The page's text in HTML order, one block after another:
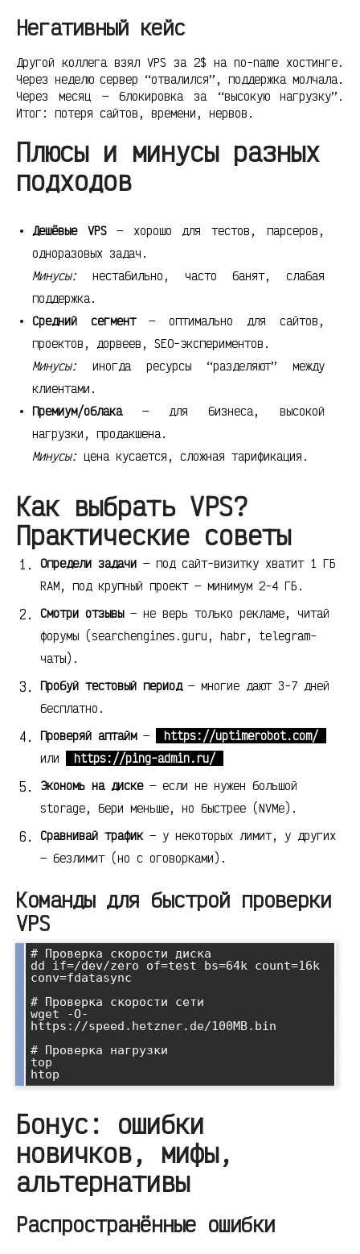
Негативный кейс
Другой коллега взял VPS за 2$ на no-name хостинге.
Через неделю сервер “отвалился”, поддержка молчала.
Через месяц — блокировка за “высокую нагрузку”.
Итог: потеря сайтов, времени, нервов.
Плюсы и минусы разных
подходов
Дешёвые VPS— хорошо для тестов, парсеров,
одноразовых задач.
Минусы: нестабильно, часто банят, слабая
поддержка.
Средний сегмент— оптимально для сайтов,
проектов, дорвеев, SEO-экспериментов.
Минусы: иногда ресурсы “разделяют” между
клиентами.
Премиум/облака— для бизнеса, высокой
нагрузки, продакшена.
Минусы: цена кусается, сложная тарификация.
Как выбрать VPS?
Практические советы
Определи задачи — под сайт-визитку хватит 1 ГБ
RAM, под крупный проект — минимум 2-4 ГБ.
Смотри отзывы— не верь только рекламе, читай
форумы (searchengines.guru, habr, telegram-
чаты).
Пробуй тестовый период— многие дают 3-7 дней
бесплатно.
Проверяй аптайм—
https://uptimerobot.com/
или
https://ping-admin.ru/
Экономь на диске— если не нужен большой
storage, бери меньше, но быстрее (NVMe).
Сравнивай трафик— у некоторых лимит, у других
— безлимит (но с оговорками).
Команды для быстрой проверки
VPS
# Проверка скорости диска
dd if=/dev/zero of=test bs=64k count=16k
conv=fdatasync
# Проверка скорости сети
wget -O-
https://speed.hetzner.de/100MB.bin
# Проверка нагрузки
top
Бонус: ошибки
новичков, мифы,
альтернативы
Распространённые ошибки